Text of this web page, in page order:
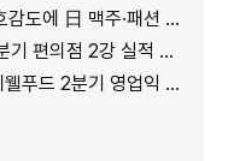
에 日 맥주·패션 '날개'
의점 2강 실적 날았다
드 2분기 영업익 89%↑